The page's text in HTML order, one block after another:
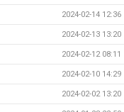
2024-02-14 12:36
2024-02-13 13:20
2024-02-12 08:11
2024-02-10 14:29
2024-02-02 13:20